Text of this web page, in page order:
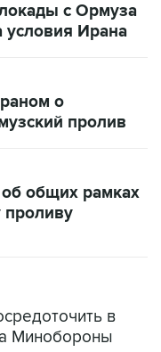
с Ормуза
условия Ирана
о
пролив
общих рамках
в
Минобороны